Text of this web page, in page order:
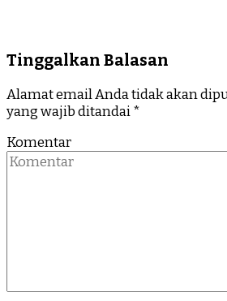
Tinggalkan Balasan
Alamat email Anda tidak akan
yang wajib ditandai*
Komentar